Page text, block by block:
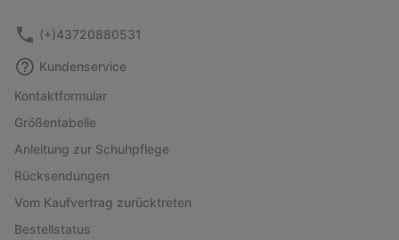
(+)43720880531
Kundenservice
Kontaktformular
Größentabelle
Anleitung zur Schuhpflege
Rücksendungen
Vom Kaufvertrag zurücktreten
Bestellstatus